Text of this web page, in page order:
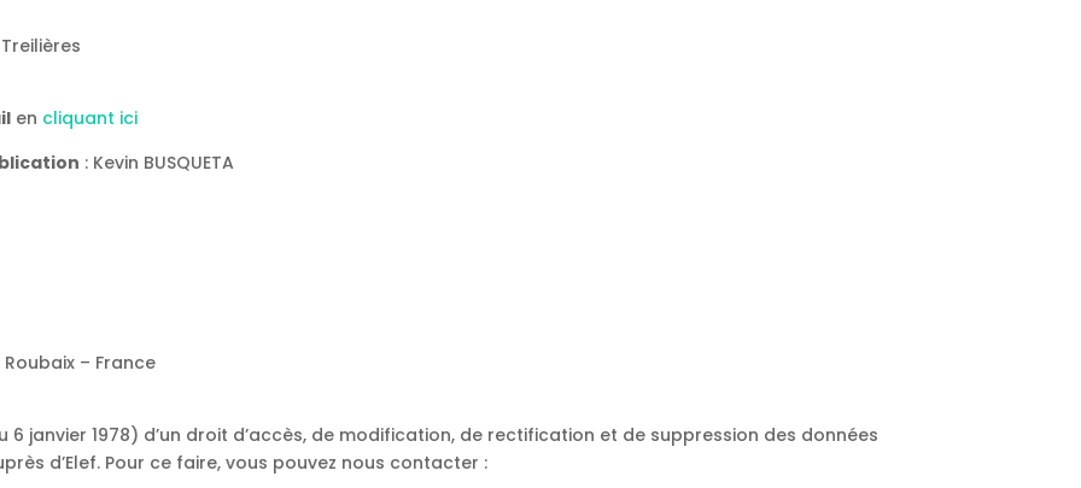
en cliquant ici
: Kevin BUSQUETA
– France
janvier 1978) d’un droit d’accès, de modification, de rectification et de suppression des données
d’Elef. Pour ce faire, vous pouvez nous contacter :